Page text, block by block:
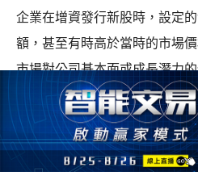
企業在增資發行新股時，設定
額，甚至有時高於當時的市場
市場對公司基本面或成長潛力
金的同時，提升每股資本效率
額僅代表每股在資本帳上的基